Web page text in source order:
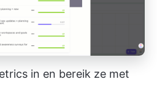
in en bereik ze met